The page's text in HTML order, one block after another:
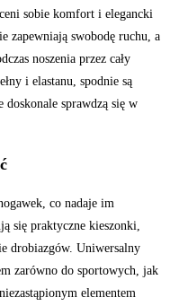
sobie komfort i elegancki
zapewniają swobodę ruchu, a
noszenia przez cały
i elastanu, spodnie są
doskonale sprawdzą się w
co nadaje im
się praktyczne kieszonki,
drobiazgów. Uniwersalny
zarówno do sportowych, jak
elementem